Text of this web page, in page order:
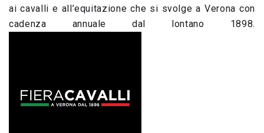
ai cavalli e all’equitazione che si svolge a Verona con
cadenza annuale dal lontano 1898.